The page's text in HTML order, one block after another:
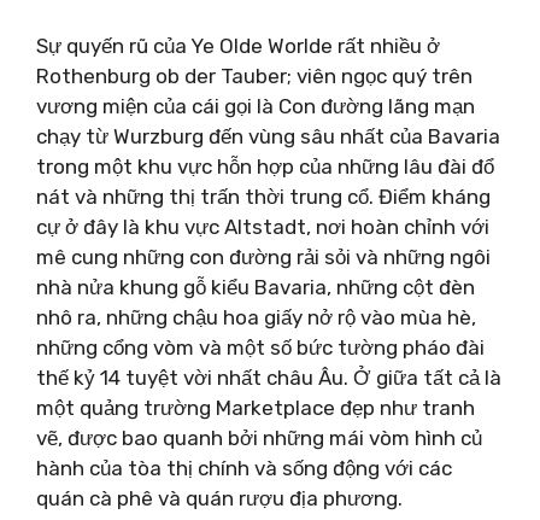
Sự quyến rũ của Ye Olde Worlde rất nhiều ở
Rothenburg ob der Tauber; viên ngọc quý trên
vương miện của cái gọi là Con đường lãng mạn
chạy từ Wurzburg đến vùng sâu nhất của Bavaria
trong một khu vực hỗn hợp của những lâu đài đổ
nát và những thị trấn thời trung cổ. Điểm kháng
cự ở đây là khu vực Altstadt, nơi hoàn chỉnh với
mê cung những con đường rải sỏi và những ngôi
nhà nửa khung gỗ kiểu Bavaria, những cột đèn
nhô ra, những chậu hoa giấy nở rộ vào mùa hè,
những cổng vòm và một số bức tường pháo đài
thế kỷ 14 tuyệt vời nhất châu Âu. Ở giữa tất cả là
một quảng trường Marketplace đẹp như tranh
vẽ, được bao quanh bởi những mái vòm hình củ
hành của tòa thị chính và sống động với các
quán cà phê và quán rượu địa phương.